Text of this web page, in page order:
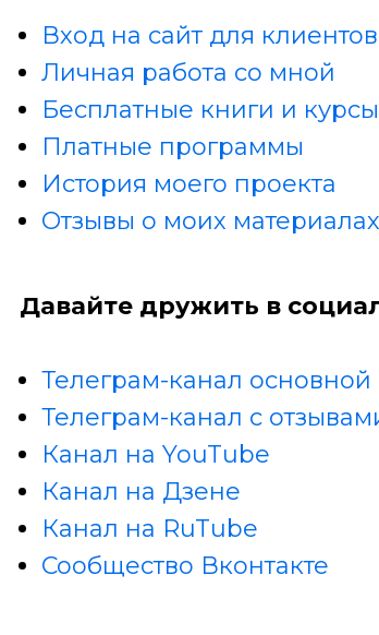
Вход на сайт для клиентов
Личная работа со мной
Бесплатные книги и курсы
Платные программы
История моего проекта
Отзывы о моих материалах
Давайте дружить в
Телеграм-канал основной
Телеграм-канал с
Канал на YouTube
Канал на Дзене
Канал на RuTube
Сообщество Вконтакте